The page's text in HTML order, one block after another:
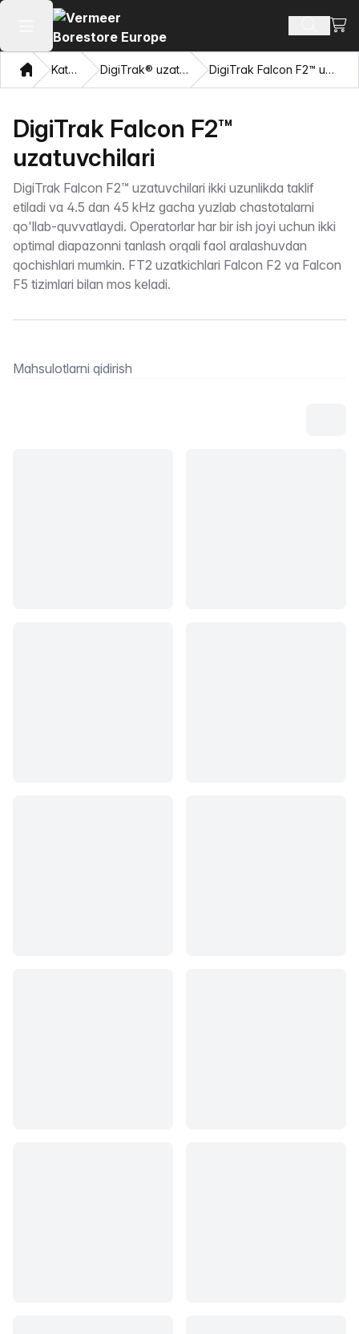
Asosiy menyuni ochish
Bosh sahifa
Katalog DigiTrak® uzatuvchilari DigiTrak Falcon F2™ uzatuvchilari
DigiTrak Falcon F2™
uzatuvchilari
DigiTrak Falcon F2™ uzatuvchilari ikki uzunlikda taklif
etiladi va 4.5 dan 45 kHz gacha yuzlab chastotalarni
qo'llab-quvvatlaydi. Operatorlar har bir ish joyi uchun ikki
optimal diapazonni tanlash orqali faol aralashuvdan
qochishlari mumkin. FT2 uzatkichlari Falcon F2 va Falcon
F5 tizimlari bilan mos keladi.